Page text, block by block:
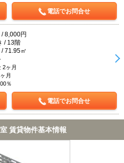
電話でお問合せ
/ 8,000円
/ 13階
/ 71.95㎡
2ヶ月
月
％
電話でお問合せ
賃貸物件基本情報